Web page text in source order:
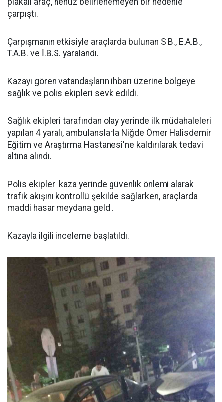
plakalı araç, henüz belirlenemeyen bir nedenle
çarpıştı.
Çarpışmanın etkisiyle araçlarda bulunan S.B., E.A.B.,
T.A.B. ve İ.B.S. yaralandı.
Kazayı gören vatandaşların ihbarı üzerine bölgeye
sağlık ve polis ekipleri sevk edildi.
Sağlık ekipleri tarafından olay yerinde ilk müdahaleleri
yapılan 4 yaralı, ambulanslarla Niğde Ömer Halisdemir
Eğitim ve Araştırma Hastanesi'ne kaldırılarak tedavi
altına alındı.
Polis ekipleri kaza yerinde güvenlik önlemi alarak
trafik akışını kontrollü şekilde sağlarken, araçlarda
maddi hasar meydana geldi.
Kazayla ilgili inceleme başlatıldı.